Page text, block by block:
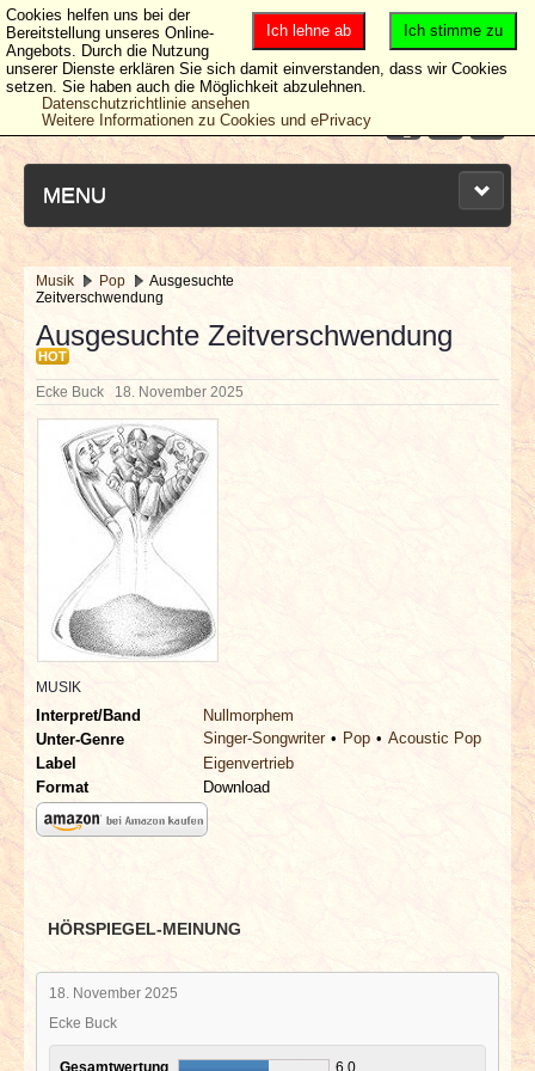
MENU
NEUESTE ARTIKEL
NEWS & DATES
BERICHTE
VERLOSUNGEN
INTERVIEWS
SPECIALS
LINKS
ARCHIV
Musik Pop
Ausgesuchte
Zeitverschwendung
Ausgesuchte Zeitverschwendung
HOT
Ecke Buck 18. November 2025
MUSIK
Interpret/Band
Nullmorphem
Unter-Genre
Singer-Songwriter Pop
Acoustic Pop
Label
Eigenvertrieb
Format
Download
HÖRSPIEGEL-MEINUNG
18. November 2025
Ecke Buck
Gesamtwertung 6,0
Ich stimme zu
Ich lehne ab
Cookies helfen uns bei der
Bereitstellung unseres Online-
Angebots. Durch die Nutzung
unserer Dienste erklären Sie sich damit einverstanden, dass wir Cookies
setzen. Sie haben auch die Möglichkeit abzulehnen.
Datenschutzrichtlinie ansehen
Weitere Informationen zu Cookies und ePrivacy